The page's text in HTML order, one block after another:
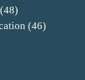
au
et
vivre.
(48)
(46)